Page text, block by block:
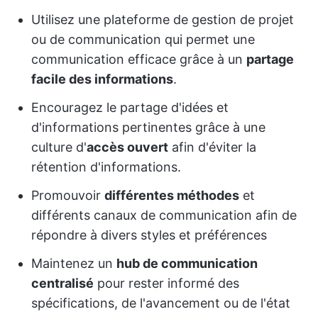
Utilisez une plateforme de gestion de projet
ou de communication qui permet une
communication efficace grâce à un partage
facile des informations.
Encouragez le partage d'idées et
d'informations pertinentes grâce à une
culture d'accès ouvert afin d'éviter la
rétention d'informations.
Promouvoir différentes méthodes et
différents canaux de communication afin de
répondre à divers styles et préférences
Maintenez un hub de communication
centralisé pour rester informé des
spécifications, de l'avancement ou de l'état